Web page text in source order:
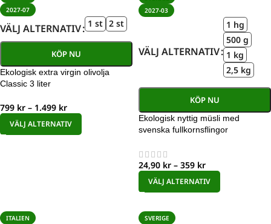
2027-07
VÄLJ ALTERNATIV 1 st 2 st
KÖP NU
Ekologisk extra virgin olivolja
Classic 3 liter
799 kr – 1.499 kr
VÄLJ ALTERNATIV
2027-03
VÄLJ ALTERNATIV
1 hg
500 g
1 kg
2,5 kg
KÖP NU
Ekologisk nyttig müsli med
svenska fullkornsflingor
24,90 kr – 359 kr
VÄLJ ALTERNATIV
ITALIEN
SVERIGE